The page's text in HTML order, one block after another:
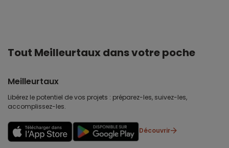
Tout Meilleurtaux dans votre poche
Meilleurtaux
Libérez le potentiel de vos projets : préparez-les, suivez-les,
accomplissez-les.
Découvrir